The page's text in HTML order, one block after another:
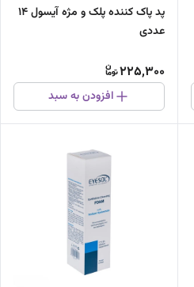
پد پاک کننده پلک و مژه آیسول 14
عددی
225,300
افزودن به سبد